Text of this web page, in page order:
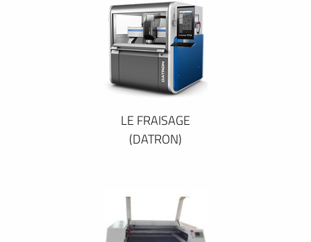
LE FRAISAGE
(DATRON)